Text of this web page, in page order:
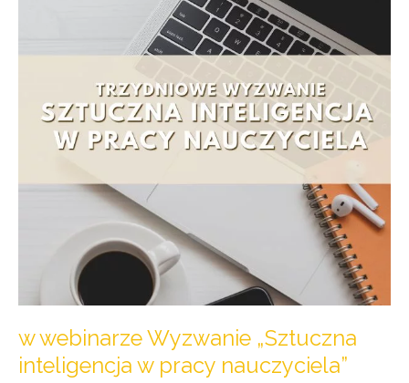
w webinarze Wyzwanie „Sztuczna
inteligencja w pracy nauczyciela”